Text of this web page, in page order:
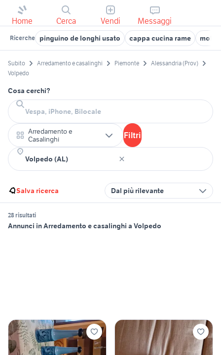
Home Cerca Vendi Messaggi
Ricerche pinguino de longhi usato cappa cucina rame
Subito Arredamento e casalinghi Piemonte
Alessandria (Prov)
Volpedo
Cosa cerchi?
Arredamento e
Casalinghi
Filtri
Salva ricerca Dal più rilevante
28 risultati
Annunci in Arredamento e casalinghi a Volpedo